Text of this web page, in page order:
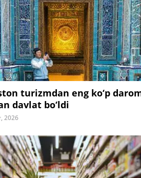
turizmdan eng ko‘p
davlat bo‘ldi
2026